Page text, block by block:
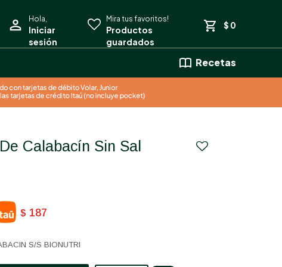
Recetas
$ 0
$ 187
S/S BIONUTRI